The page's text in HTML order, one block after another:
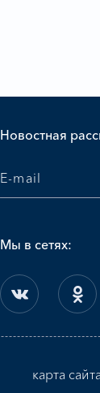
Новостная
Мы в сетях:
карта